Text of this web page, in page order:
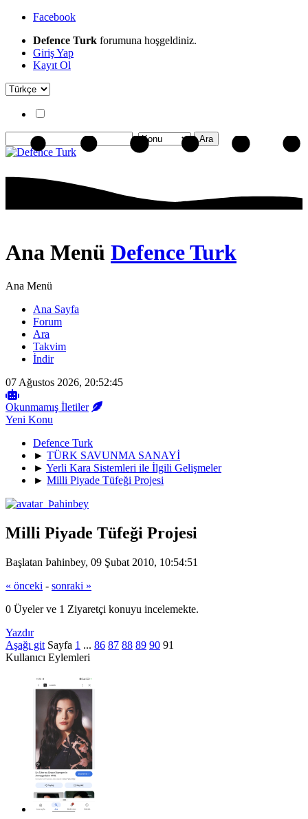
Facebook
Defence Turk forumuna hoşgeldiniz.
Giriş Yap
Kayıt Ol
Ana Menü Defence Turk
Ana Menü
Ana Sayfa
Forum
Ara
Takvim
İndir
07 Ağustos 2026, 20:52:45
Okunmamış İletiler
Yeni Konu
Defence Turk
► TÜRK SAVUNMA SANAYİ
► Yerli Kara Sistemleri ile İlgili Gelişmeler
► Milli Piyade Tüfeği Projesi
Milli Piyade Tüfeği Projesi
Başlatan Þahinbey, 09 Şubat 2010, 10:54:51
« önceki - sonraki »
0 Üyeler ve 1 Ziyaretçi konuyu incelemekte.
Yazdır
Aşağı git Sayfa 1 ... 86 87 88 89 90 91
Kullanıcı Eylemleri